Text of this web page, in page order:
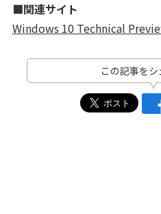
■関連サイト
Windows 10 Technical
この記事をシ